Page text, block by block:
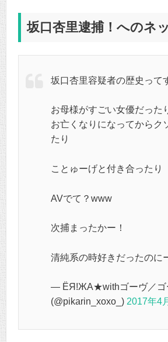
坂口杏里逮捕！へのネ
坂口杏里容疑者の歴史って
お母様がすごい女優だった
お亡くなりになってからク
たり
ことゅーげと付き合ったり
AVでて？www
次捕まったかー！
清純系の時好きだったのに
— ЁЯ!ЖА★withゴーヴ／ゴ
(@pikarin_xoxo_) 2017年4